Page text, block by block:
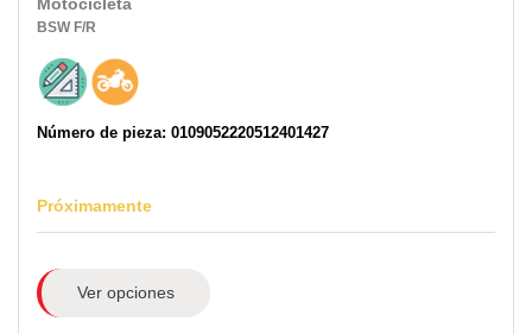
Motocicleta
BSW F/R
Número de pieza: 0109052220512401427
Próximamente
Ver opciones